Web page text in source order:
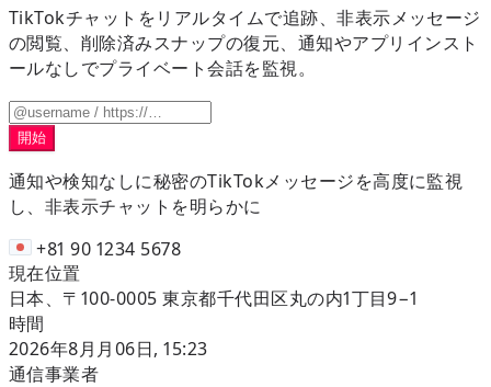
TikTokチャットをリアルタイムで追跡、非表示メッセージ
の閲覧、削除済みスナップの復元、通知やアプリインスト
ールなしでプライベート会話を監視。
開始
通知や検知なしに秘密のTikTokメッセージを高度に監視
し、非表示チャットを明らかに
+81 90 1234 5678
現在位置
日本、〒100-0005 東京都千代田区丸の内1丁目9−1
時間
2026年8月月06日, 15:23
通信事業者